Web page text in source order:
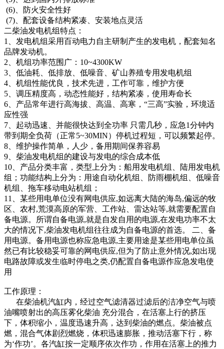
(6)、防火安全性好
(7)、配套设备结构紧凑、安装地点灵活
二柴油发电机组特点：
1、发电机组采用百动电力自主研制产生的发电机，配套知名
品牌发动机。
2、机组功率范围广：10~4300KW
3、低油耗、低排放、低噪音、矿山养殖专用发电机组
4、机组性能优良，技术先进，工作可靠，维护方便
5、调压精度高，动态性能好，结构紧凑，使用寿命长
6、产品常年进行高海拔、高温、高寒，“三高”实验，环境适
应性强
7、起动迅速、并能很快达到全功率 只需几秒，应急1分钟内
带到期全负荷（正常5~30MIN）停机过程短，可以频繁起停。
8、维护操作简单，人少，备用期间保养容易
9、柴油发电机组的建设与发电的综合成本低
10、产品分类丰富，类型上分为：船用发电机组、陆用发电机
组；功能结构上分为：用途自动化机组、防雨棚机组、低噪音
机组、拖车移动电站机组；
11、某些用电单位没有网电供应,如远离大陆的海岛,偏远的牧
区、农村,荒漠高原的军营、工作站、雷达站等,就需要配置自
备电源。所谓自备电源,就是自发自用的电源,在发电功率不太
大的情况下,柴油发电机组往往成为自备电源的首选。 二、备
用电源。备用电源也称应急电源,主要用途是某些用电单位虽
然已有比较稳妥可靠的网电供应,但为了防止意外情况,如出现
电路故障或发生临时停电之类,仍配置自备电源作应急发电使
用
工作原理：
在柴油机汽缸内，经过空气滤清器过滤后的洁净空气与喷
油嘴喷射出的高压雾化柴油 充分混合，在活塞上行的挤压
下，体积缩小，温度迅速升高，达到柴油的燃点。柴油被点
燃，混合气体剧烈燃烧，体积迅速膨胀，推动活塞下行，称
为‘作功’。各汽缸按一定顺序依次作功，作用在活塞上的推力